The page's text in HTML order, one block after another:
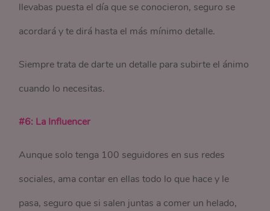
llevabas puesta el día que se conocieron, seguro se
acordará y te dirá hasta el más mínimo detalle.
Siempre trata de darte un detalle para subirte el ánimo
cuando lo necesitas.
#6: La Influencer
Aunque solo tenga 100 seguidores en sus redes
sociales, ama contar en ellas todo lo que hace y le
pasa, seguro que si salen juntas a comer un helado,